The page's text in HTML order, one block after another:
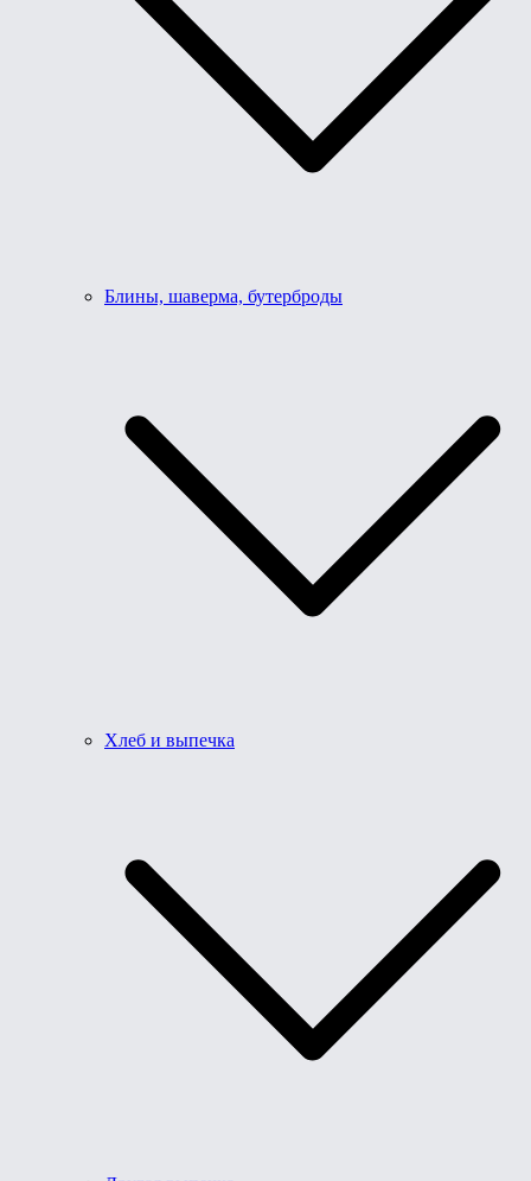
Блины, шаверма, бутерброды
Хлеб и выпечка